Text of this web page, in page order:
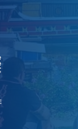
, Ouvre une nouvelle
, Ouvre une nouvelle